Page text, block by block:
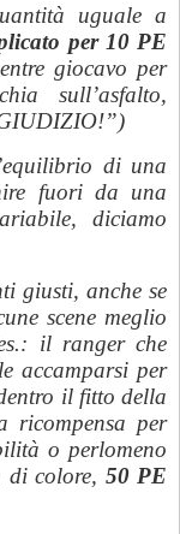
uguale a
per 10 PE
giocavo per
sull’asfalto,
di una
fuori da una
diciamo
giusti, anche se
scene meglio
il ranger che
accamparsi per
il fitto della
ricompensa per
o perlomeno
di colore, 50 PE